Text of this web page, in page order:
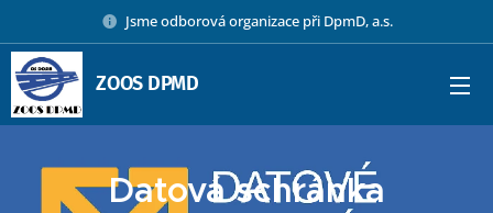
Jsme odborová organizace při DpmD, a.s.
ZOOS DPMD
Datová schránka